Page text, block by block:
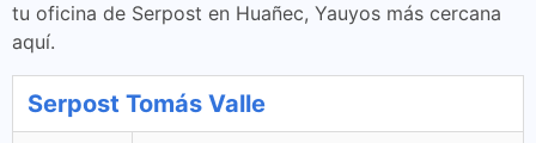
tu oficina de Serpost en Huañec, Yauyos más cercana
aquí.
Serpost Tomás Valle